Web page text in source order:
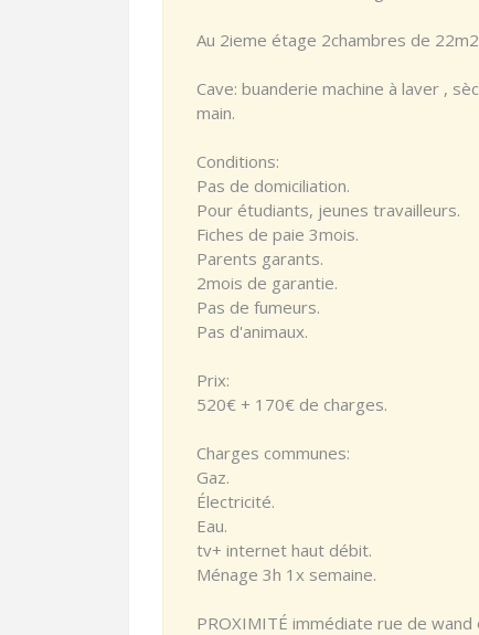
Au 2ieme étage 2chambres de
Cave: buanderie machine à laver ,
main.
Conditions:
Pas de domiciliation.
Pour étudiants, jeunes travailleurs.
Fiches de paie 3mois.
Parents garants.
2mois de garantie.
Pas de fumeurs.
Pas d'animaux.
Prix:
520€ + 170€ de charges.
Charges communes:
Gaz.
Électricité.
Eau.
tv+ internet haut débit.
Ménage 3h 1x semaine.
PROXIMITÉ immédiate rue de